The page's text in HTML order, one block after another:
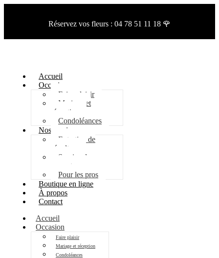
Réservez vos fleurs : 04 78 51 11 18 🌹
Accueil
Occasion
Faire plaisir
Mariage et
réception
Condoléances
Nos services
Entretien de
sépulture
Service de
rempotage
Pour les pros
Boutique en ligne
À propos
Contact
Accueil
Occasion
Faire plaisir
Mariage et réception
Condoléances